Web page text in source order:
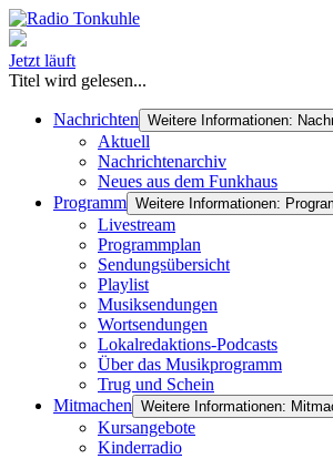
Jetzt läuft
Titel wird gelesen...
Nachrichten Weitere Informationen:
Aktuell
Nachrichtenarchiv
Neues aus dem Funkhaus
Programm Weitere Informationen:
Livestream
Programmplan
Sendungsübersicht
Playlist
Musiksendungen
Wortsendungen
Lokalredaktions-Podcasts
Über das Musikprogramm
Trug und Schein
Mitmachen Weitere Informationen:
Kursangebote
Kinderradio